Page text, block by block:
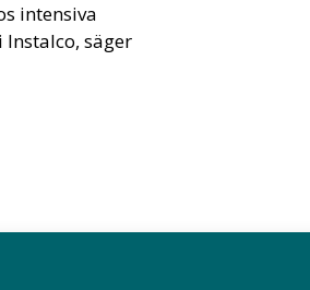
intensiva
säger